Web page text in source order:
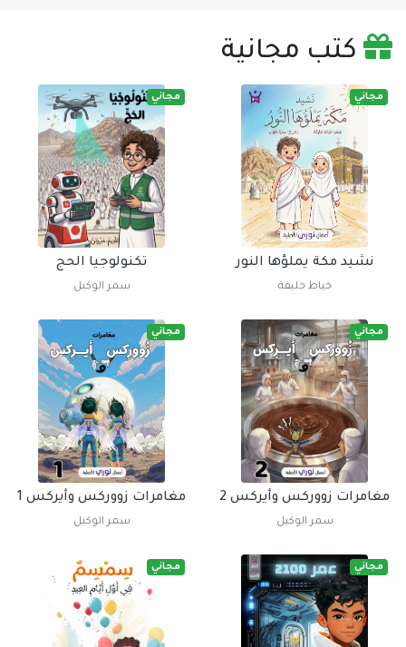
كتب مجانية
مجاني
نشيد مكة يملؤها النور
خياط خليفة
مجاني
تكنولوجيا الحج
سمر الوكيل
مجاني
مغامرات زووركس وأيركس 2
سمر الوكيل
مجاني
مغامرات زووركس وأيركس 1
سمر الوكيل
مجاني مجاني